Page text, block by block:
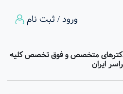
ورود / ثبت نام
دکترهای متخصص و فوق تخصص کلیه
ایران